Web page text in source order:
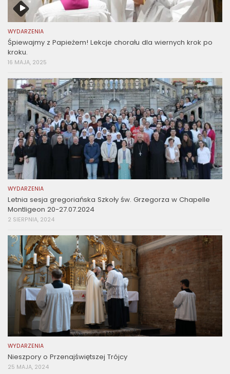
WYDARZENIA
Śpiewajmy z Papieżem! Lekcje chorału dla wiernych krok po
kroku.
16 MAJA, 2025
WYDARZENIA
Letnia sesja gregoriańska Szkoły św. Grzegorza w Chapelle
Montligeon 20-27.07.2024
2 SIERPNIA, 2024
WYDARZENIA
Nieszpory o Przenajświętszej Trójcy
25 MAJA, 2024